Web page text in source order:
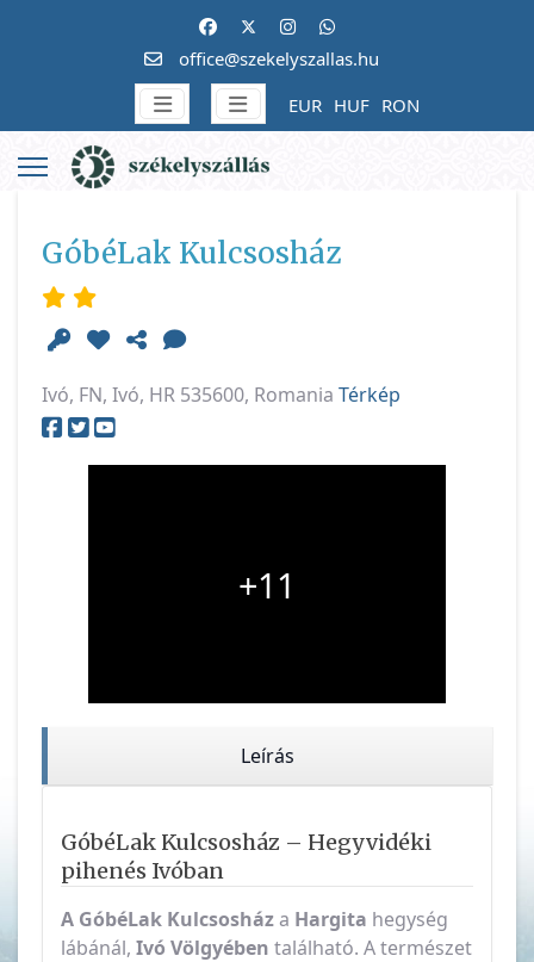
office@szekelyszallas.hu
EUR HUF RON
GóbéLak Kulcsosház
Ivó, FN, Ivó, HR 535600, Romania Térkép
+11
Leírás
GóbéLak Kulcsosház – Hegyvidéki
pihenés Ivóban
A GóbéLak Kulcsosháza Hargita hegység
lábánál, Ivó Völgyében található. A természet